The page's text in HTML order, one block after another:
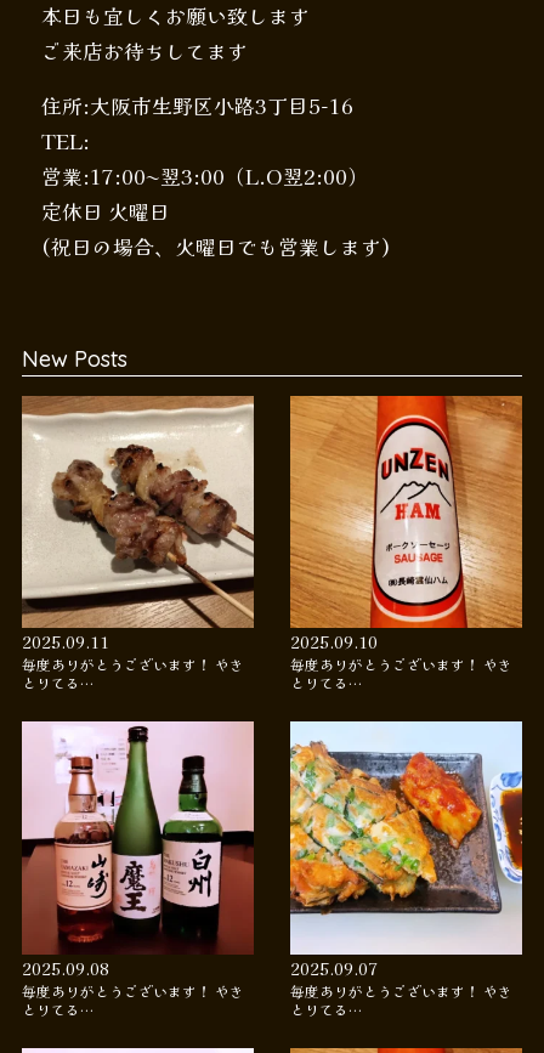
本日も宜しくお願い致します
ご来店お待ちしてます
住所:大阪市生野区小路3丁目5-16
TEL:
営業:17:00〜翌3:00（L.O翌2:00）
定休日 火曜日
(祝日の場合、火曜日でも営業します)
New Posts
2025.09.11
毎度ありがとうございます！ やき
とりてる…
2025.09.10
毎度ありがとうございます！ やき
とりてる…
2025.09.08
毎度ありがとうございます！ やき
とりてる…
2025.09.07
毎度ありがとうございます！ やき
とりてる…